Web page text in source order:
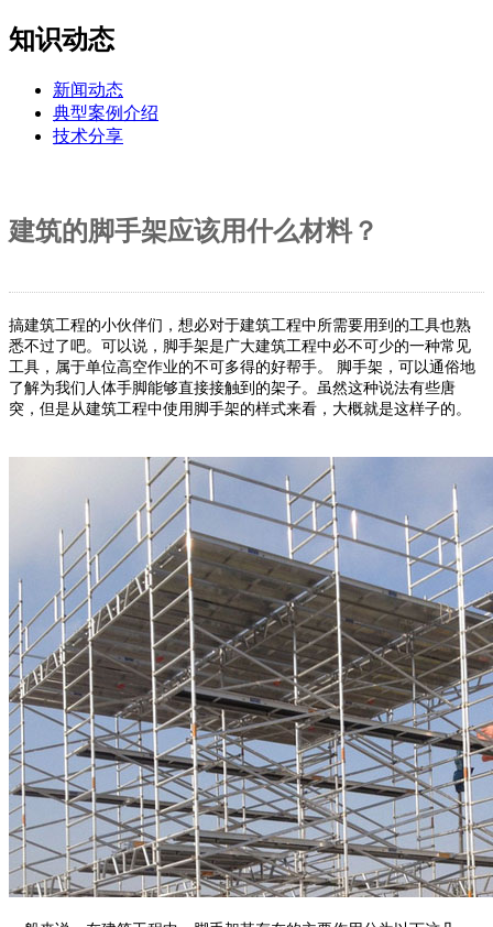
知识动态
新闻动态
典型案例介绍
技术分享
建筑的脚手架应该用什么材料？
搞建筑工程的小伙伴们，想必对于建筑工程中所需要用到的工具也熟
悉不过了吧。可以说，脚手架是广大建筑工程中必不可少的一种常见
工具，属于单位高空作业的不可多得的好帮手。
脚手架，可以通俗地
了解为我们人体手脚能够直接接触到的架子。虽然这种说法有些唐
突，但是从建筑工程中使用脚手架的样式来看，大概就是这样子的。